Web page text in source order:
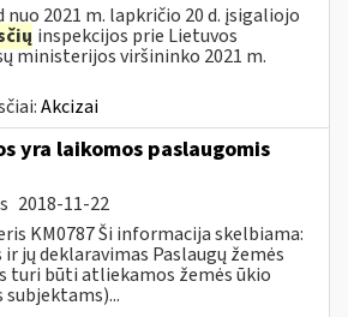
2021 m. lapkričio 20 d. įsigaliojo
inspekcijos prie Lietuvos
ministerijos viršininko 2021 m.
Akcizai
yra laikomos paslaugomis
2018-11-22
KM0787 Ši informacija skelbiama:
jų deklaravimas Paslaugų žemės
turi būti atliekamos žemės ūkio